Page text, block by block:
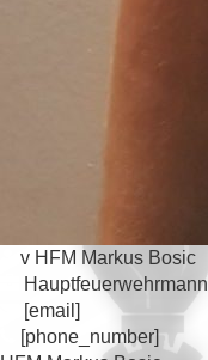
v HFM Markus Bosic
Hauptfeuerwehrmann
[email]
[phone_number]